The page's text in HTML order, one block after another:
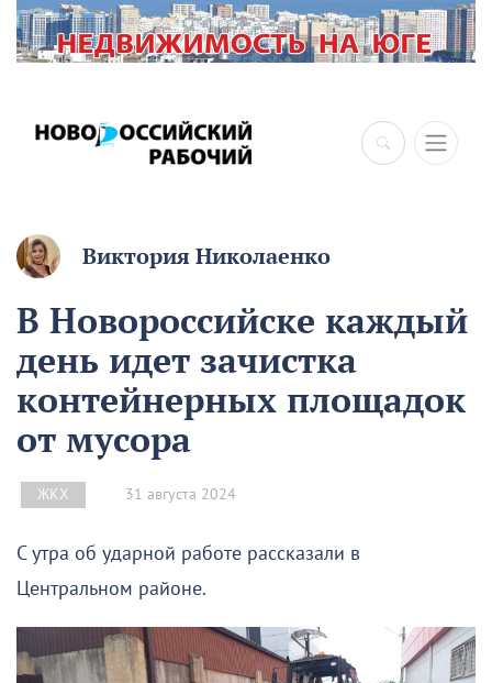
Виктория Николаенко
В Новороссийске каждый
день идет зачистка
контейнерных площадок
от мусора
ЖКХ 31 августа 2024
С утра об ударной работе рассказали в
Центральном районе.